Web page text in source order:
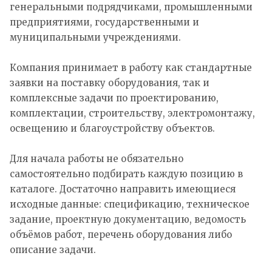
генеральными подрядчиками, промышленными
предприятиями, государственными и
муниципальными учреждениями.
Компания принимает в работу как стандартные
заявки на поставку оборудования, так и
комплексные задачи по проектированию,
комплектации, строительству, электромонтажу,
освещению и благоустройству объектов.
Для начала работы не обязательно
самостоятельно подбирать каждую позицию в
каталоге. Достаточно направить имеющиеся
исходные данные: спецификацию, техническое
задание, проектную документацию, ведомость
объёмов работ, перечень оборудования либо
описание задачи.